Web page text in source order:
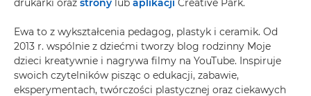
drukarki oraz strony lub aplikacji Creative Park.
Ewa to z wykształcenia pedagog, plastyk i ceramik. Od
2013 r. wspólnie z dziećmi tworzy blog rodzinny Moje
dzieci kreatywnie i nagrywa filmy na YouTube. Inspiruje
swoich czytelników pisząc o edukacji, zabawie,
eksperymentach, twórczości plastycznej oraz ciekawych